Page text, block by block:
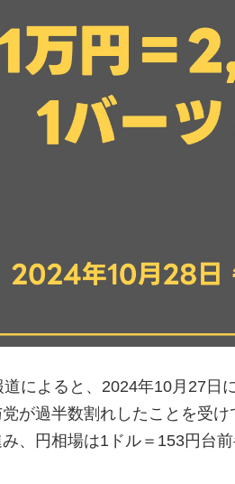
道によると、2024年10月27日
が過半数割れしたことを受
、円相場は1ドル＝153円台